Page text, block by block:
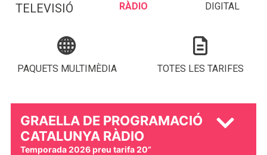
TELEVISIÓ RÀDIO DIGITAL
PAQUETS MULTIMÈDIA TOTES LES TARIFES
GRAELLA DE PROGRAMACIÓ
CATALUNYA RÀDIO
Temporada 2026 preu tarifa 20”